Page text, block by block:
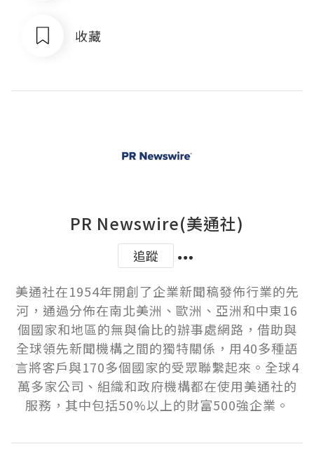
收藏
PR Newswire(美通社)
追蹤
美通社在1954年開創了企業新聞稿發佈行業的先
河，通過分佈在南北美洲、歐洲、亞洲和中東16
個國家和地區的無與倫比的辦事處網路，借助與
全球領先新聞機構之間的獨特關係，用40多種語
言將客戶與170多個國家的受眾聯繫起來。全球4
萬多家公司、組織和政府機構都在使用美通社的
服務，其中包括50%以上的財富500強企業。